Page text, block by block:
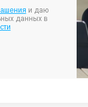
и даю
данных в